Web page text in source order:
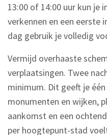
13:00 of 14:00 uur kun je
verkennen en een eerste
dag gebruik je volledig
Vermijd overhaaste
verplaatsingen. Twee
minimum. Dit geeft je
monumenten en wijken,
aankomst en een
per hoogtepunt-stad